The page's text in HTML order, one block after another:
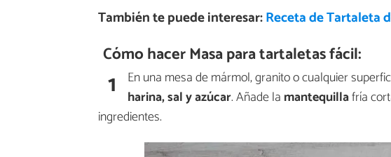
También te puede interesar:Receta de Tartaleta
Cómo hacer Masa para tartaletas fácil:
1
En una mesa de mármol, granito o cualquier
harina, sal y azúcar. Añade la mantequillafría
ingredientes.